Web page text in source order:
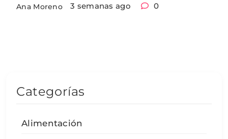
Ana Moreno 3 semanas ago 0
Categorías
Alimentación